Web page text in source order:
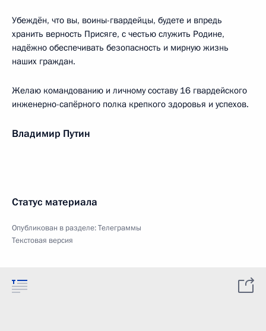
Убеждён, что вы, воины-гвардейцы, будете и впредь
хранить верность Присяге, с честью служить Родине,
надёжно обеспечивать безопасность и мирную жизнь
наших граждан.
Желаю командованию и личному составу 16 гвардейского
инженерно-сапёрного полка крепкого здоровья и успехов.
Владимир Путин
Статус материала
Опубликован в разделе:Телеграммы
Текстовая версия